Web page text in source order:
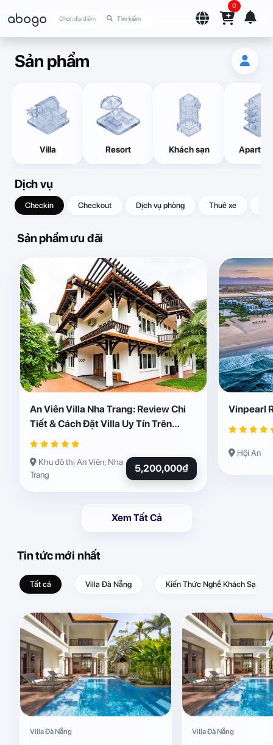
abogo Chọn địa điểm
0
Sản phẩm
Villa Resort Khách sạn
Dịch vụ
Checkin Checkout Dịch vụ phòng Thuê xe
Sản phẩm ưu đãi
An Viên Villa Nha Trang: Review Chi
Tiết & Cách Đặt Villa Uy Tín Trên
Abogo
Khu đô thị An Viên, Nha
Trang
5,200,000₫
Vinpearl
Hội An
Xem Tất Cả
Tin tức mới nhất
Tất cả Villa Đà Nẵng Kiến Thức Nghề Khách Sạn –
Villa Đà Nẵng Villa Đà Nẵng